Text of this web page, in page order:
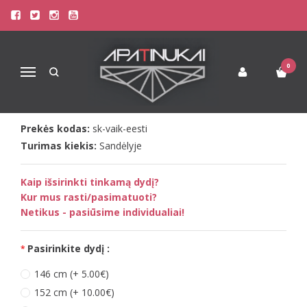
Navigacija
0
Pagrindinis Kombinezonai
Sofa Killer trispalvis vaikiškas kombinezonas EESTI
SOFA KILLER TRISPALVIS VAIKIŠKAS
KOMBINEZONAS EESTI
Prekės kodas: sk-vaik-eesti
Turimas kiekis: Sandėlyje
Kaip išsirinkti tinkamą dydį?
Kur mus rasti/pasimatuoti?
Netikus - pasiūsime individualiai!
Pasirinkite dydį :
146 cm (+ 5.00€)
152 cm (+ 10.00€)